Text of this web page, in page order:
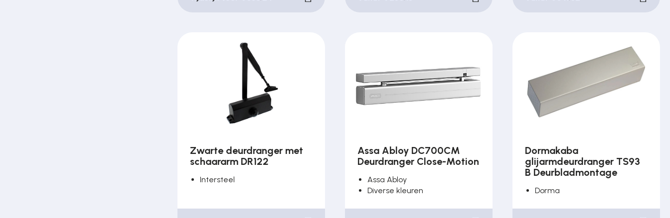
Zwarte deurdranger met
schaararm DR122
Intersteel
Assa Abloy DC700CM
Deurdranger Close-Motion
Assa Abloy
Diverse kleuren
Dormakaba
glijarmdeurdranger TS93
B Deurbladmontage
Dorma